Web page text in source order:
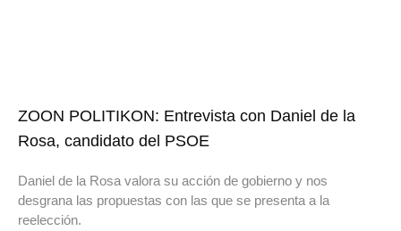
ZOON POLITIKON: Entrevista con Daniel de la
Rosa, candidato del PSOE
Daniel de la Rosa valora su acción de gobierno y nos
desgrana las propuestas con las que se presenta a la
reelección.